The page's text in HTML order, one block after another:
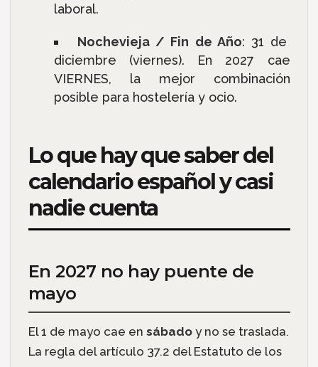
laboral.
Nochevieja / Fin de Año: 31 de
diciembre (viernes). En 2027 cae
VIERNES, la mejor combinación
posible para hostelería y ocio.
Lo que hay que saber del
calendario español y casi
nadie cuenta
En 2027 no hay puente de
mayo
El 1 de mayo cae en sábadoy no se traslada.
La regla del artículo 37.2 del Estatuto de los